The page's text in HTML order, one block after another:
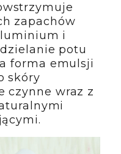
zapachów
i
potu
forma emulsji
skóry
czynne wraz z